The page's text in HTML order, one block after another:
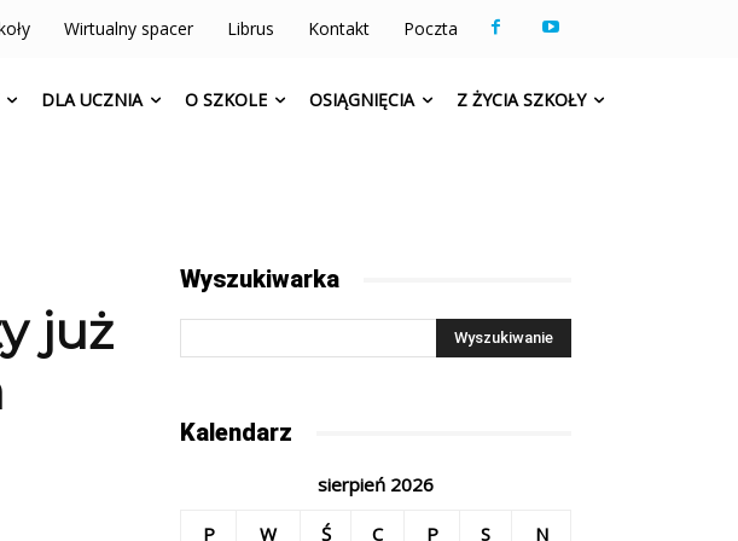
Wirtualny spacer Librus Kontakt Poczta
DLA UCZNIA O SZKOLE OSIĄGNIĘCIA Z ŻYCIA SZKOŁY
już
Wyszukiwarka
Kalendarz
sierpień 2026
P W Ś C P S
N